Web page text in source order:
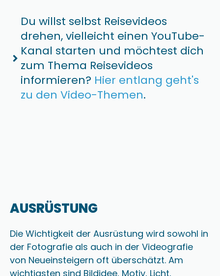
Du willst selbst Reisevideos
drehen, vielleicht einen YouTube-
Kanal starten und möchtest dich
zum Thema Reisevideos
informieren? Hier entlang geht's
zu den Video-Themen.
AUSRÜSTUNG
Die Wichtigkeit der Ausrüstung wird sowohl in
der Fotografie als auch in der Videografie
von Neueinsteigern oft überschätzt. Am
wichtigsten sind Bildidee, Motiv, Licht,